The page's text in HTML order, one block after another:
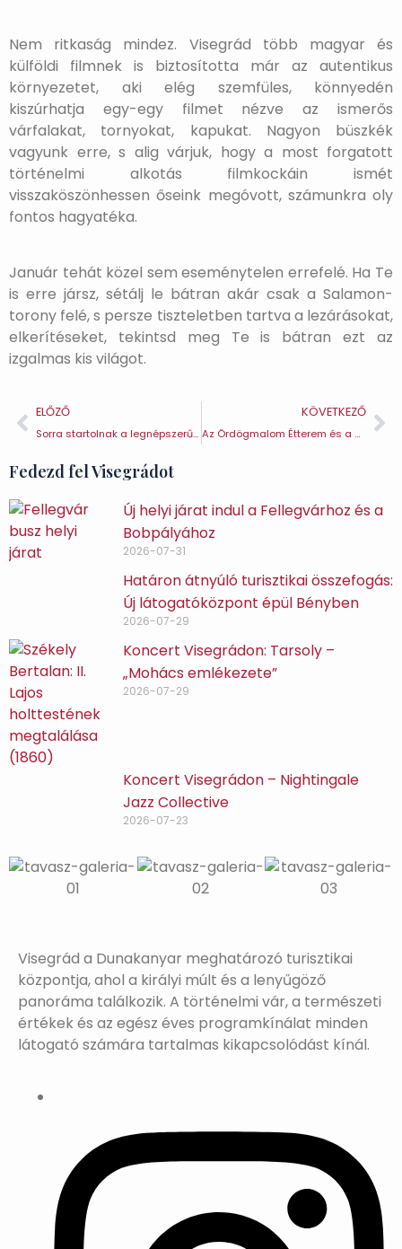
Nem ritkaság mindez. Visegrád több magyar és
külföldi filmnek is biztosította már az autentikus
környezetet, aki elég szemfüles, könnyedén
kiszúrhatja egy-egy filmet nézve az ismerős
várfalakat, tornyokat, kapukat. Nagyon büszkék
vagyunk erre, s alig várjuk, hogy a most forgatott
történelmi alkotás filmkockáin ismét
visszaköszönhessen őseink megóvott, számunkra oly
fontos hagyatéka.
Január tehát közel sem eseménytelen errefelé. Ha Te
is erre jársz, sétálj le bátran akár csak a Salamon-
torony felé, s persze tiszteletben tartva a lezárásokat,
elkerítéseket, tekintsd meg Te is bátran ezt az
izgalmas kis világot.
ELŐZŐ
Sorra startolnak a legnépszerűbb visegrádi szolgáltatások
KÖVETKEZŐ
Az Ördögmalom Étterem és a Mogyoróhegy Étterem is sűrűbb nyitva tartással várja vendégeit
Fedezd fel Visegrádot
Új helyi járat indul a Fellegvárhoz és a
Bobpályához
2026-07-31
Határon átnyúló turisztikai összefogás:
Új látogatóközpont épül Bényben
2026-07-29
Koncert Visegrádon: Tarsoly –
„Mohács emlékezete”
2026-07-29
Koncert Visegrádon – Nightingale
Jazz Collective
2026-07-23
Visegrád a Dunakanyar meghatározó turisztikai
központja, ahol a királyi múlt és a lenyűgöző
panoráma találkozik. A történelmi vár, a természeti
értékek és az egész éves programkínálat minden
látogató számára tartalmas kikapcsolódást kínál.